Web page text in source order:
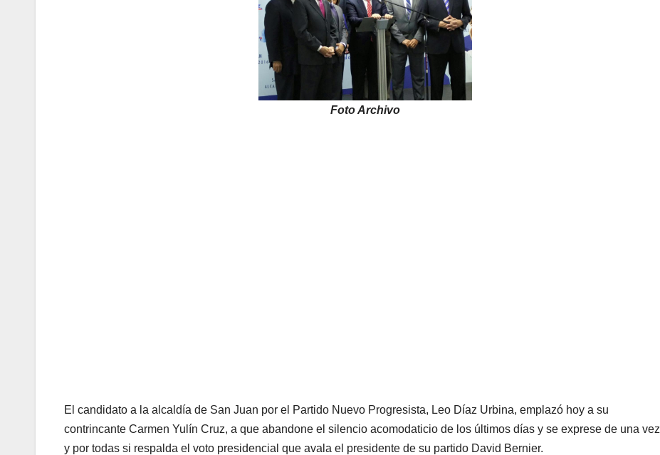
Foto Archivo
El candidato a la alcaldía de San Juan por el Partido Nuevo Progresista, Leo Díaz Urbina, emplazó hoy a su
contrincante Carmen Yulín Cruz, a que abandone el silencio acomodaticio de los últimos días y se exprese de una vez
y por todas si respalda el voto presidencial que avala el presidente de su partido David Bernier.